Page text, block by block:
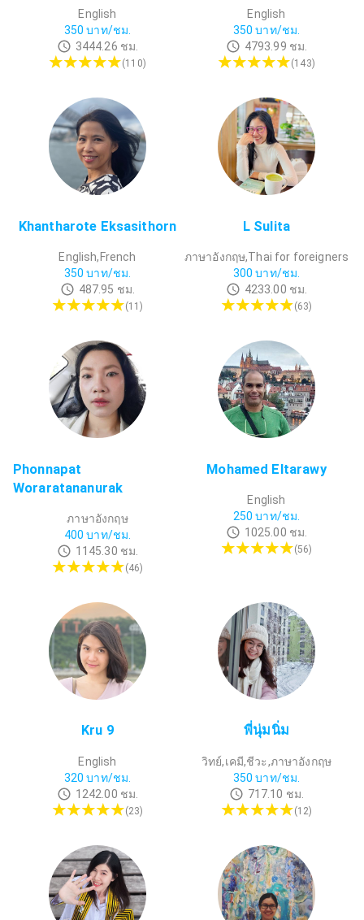
English
350 บาท/ชม.
3444.26 ชม.
(110)
English
350 บาท/ชม.
4793.99 ชม.
(143)
Khantharote Eksasithorn
English,French
350 บาท/ชม.
487.95 ชม.
(11)
L Sulita
ภาษาอังกฤษ,Thai for foreigners
300 บาท/ชม.
4233.00 ชม.
(63)
Phonnapat
Woraratananurak
ภาษาอังกฤษ
400 บาท/ชม.
1145.30 ชม.
(46)
Mohamed Eltarawy
English
250 บาท/ชม.
1025.00 ชม.
(56)
Kru 9
English
320 บาท/ชม.
1242.00 ชม.
(23)
พี่นุ่มนิ่ม
วิทย์,เคมี,ชีวะ,ภาษาอังกฤษ
350 บาท/ชม.
717.10 ชม.
(12)